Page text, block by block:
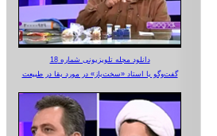
دانلود مجله تلویزیونی شماره 18
گفت‌وگو با استاد «سخت‌باز» در مورد بقا در طبیعت